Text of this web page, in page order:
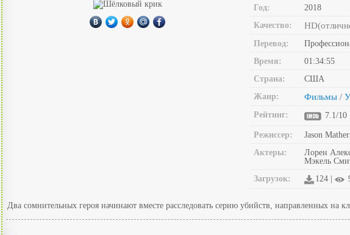
Год:
2018
Качество:
Перевод:
Время:
01:34:55
Страна:
США
Жанр:
Фильмы /
Рейтинг: 7.1/10 |
Режиссер:
Jason
Актеры:
Лорен
Мэкель
Загрузок:
124 |
Два сомнительных героя начинают вместе расследовать серию убийств, направленных на